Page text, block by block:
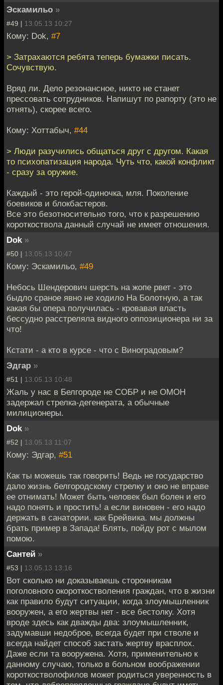
Эскамильо »
#49 | 13.05.13 10:27
Кому: Dok, #7
> Затрахаются ребята теперь бумажки писать.
Сочувствую.
Вряд ли. Дело резонансное, никто не станет
прессовать сотрудников. Напишут по рапорту (это не
отнять), скорее всего.
Кому: Хоттабыч, #44
> Люди разучились общаться друг с другом. Какая
то психопатизация народа. Чуть что, какой конфликт
- сразу за оружие.
Каждый - это герой-одиночка, мля. Поколение
боевиков и блокбастеров.
Все это безотносительно того, что к разрешению
короткоствола данный случай не имеет отношения.
Dok »
#50 | 13.05.13 10:47
Кому: Эскамильо, #49
Небось Шендерович шерсть на жопе рвет - это
быдло сраное явно не ходило На Болотную, а так
какая бы опера получилась - кровавая власть
бессудно расстреляла видного оппозиционера ни за
что!
Кстати - а кто в курсе - что с Виноградовым?
Эдгар »
#51 | 13.05.13 10:48
Жаль у нас в Белгороде не СОБР и не ОМОН
задержал стрелка-дегенерата, а обычные
милиционеры.
Dok »
#52 | 13.05.13 11:07
Кому: Эдгар, #51
Как ты можешь так говорить! Ведь не государство
дало жизнь белгородскому стрелку и оно не вправе
ее отнимать! Может быть человек был болен и его
надо понять и простить! а если виновен - его надо
держать в санатории. как Брейвика. мы должны
брать пример в Запада! Блять, пойду рот с мылом
помою.
Сантей »
#53 | 13.05.13 13:16
Вот сколько ни доказываешь сторонникам
поголовного окороткостволения граждан, что в жизни
как правило будут ситуации, когда злоумышленник
вооружен, а его жертвы нет - все бестолку. Хотя
вроде здесь как дважды два: злоумышленник,
задумавши недоброе, всегда будет при стволе и
всегда найдет способ застать жертву врасплох.
Даже если та вооружена. Хотя, применительно к
данному случаю, только в больном воображении
короткостволофилов может родиться уверенность в